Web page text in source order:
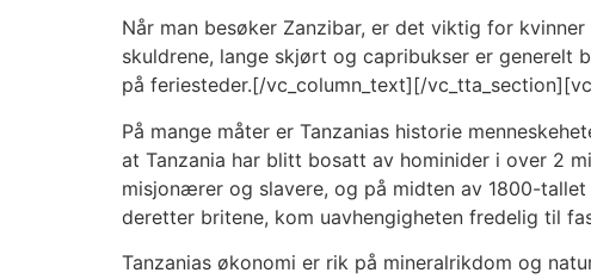
Når man besøker Zanzibar, er det viktig for
skuldrene, lange skjørt og capribukser er
på feriesteder.[/vc_column_text][/
På mange måter er Tanzanias historie
at Tanzania har blitt bosatt av hominider i over 2
misjonærer og slavere, og på midten av 1800-
deretter britene, kom uavhengigheten fredelig til
Tanzanias økonomi er rik på mineralrikdom og